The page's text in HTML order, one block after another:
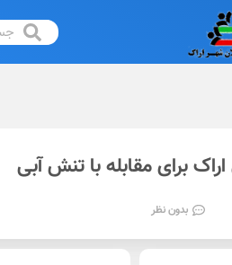
برای مقابله با تنش آبی
بدون نظر